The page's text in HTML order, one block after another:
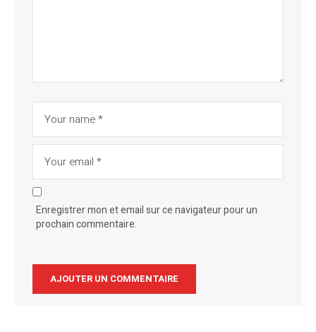
Enregistrer mon et email sur ce navigateur pour un
prochain commentaire.